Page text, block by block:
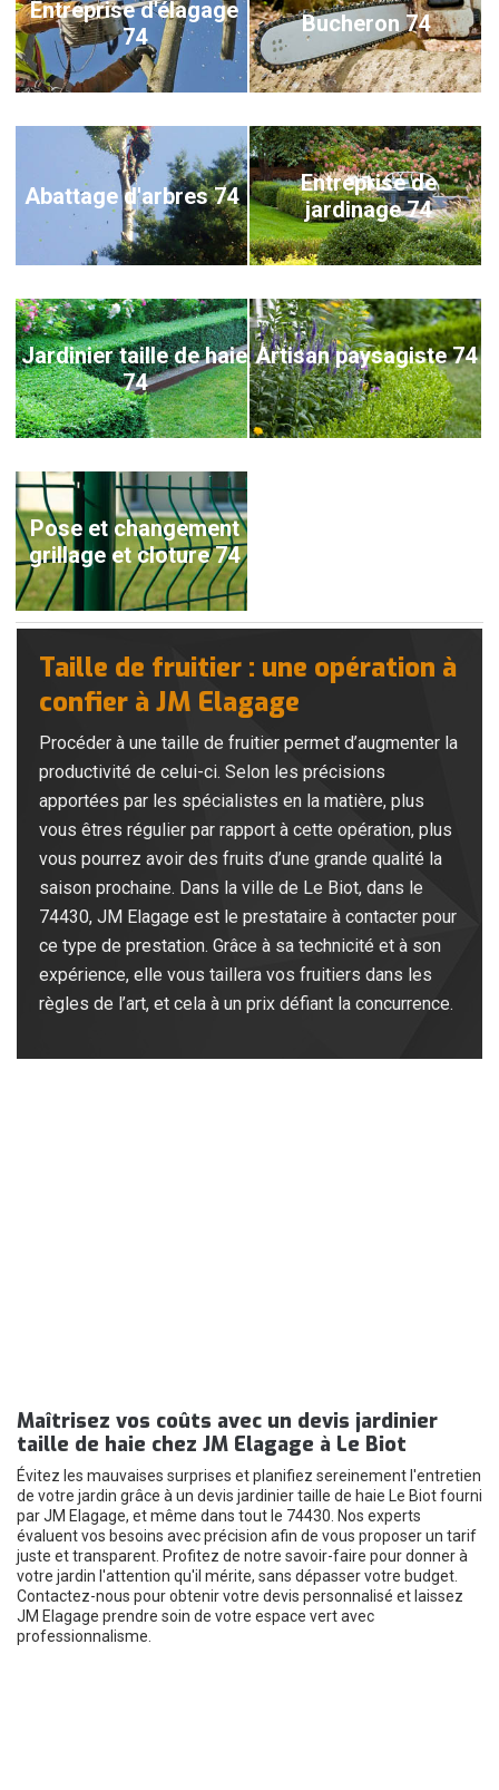
Entreprise d'élagage
74
Bucheron 74
Abattage d'arbres 74
Entreprise de
jardinage 74
Jardinier taille de haie
74
Artisan paysagiste 74
Pose et changement
grillage et cloture 74
Taille de fruitier : une opération à
confier à JM Elagage
Procéder à une taille de fruitier permet d’augmenter la
productivité de celui-ci. Selon les précisions
apportées par les spécialistes en la matière, plus
vous êtres régulier par rapport à cette opération, plus
vous pourrez avoir des fruits d’une grande qualité la
saison prochaine. Dans la ville de Le Biot, dans le
74430, JM Elagage est le prestataire à contacter pour
ce type de prestation. Grâce à sa technicité et à son
expérience, elle vous taillera vos fruitiers dans les
règles de l’art, et cela à un prix défiant la concurrence.
Maîtrisez vos coûts avec un devis jardinier
taille de haie chez JM Elagage à Le Biot
Évitez les mauvaises surprises et planifiez sereinement l'entretien
de votre jardin grâce à un devis jardinier taille de haie Le Biot fourni
par JM Elagage, et même dans tout le 74430. Nos experts
évaluent vos besoins avec précision afin de vous proposer un tarif
juste et transparent. Profitez de notre savoir-faire pour donner à
votre jardin l'attention qu'il mérite, sans dépasser votre budget.
Contactez-nous pour obtenir votre devis personnalisé et laissez
JM Elagage prendre soin de votre espace vert avec
professionnalisme.